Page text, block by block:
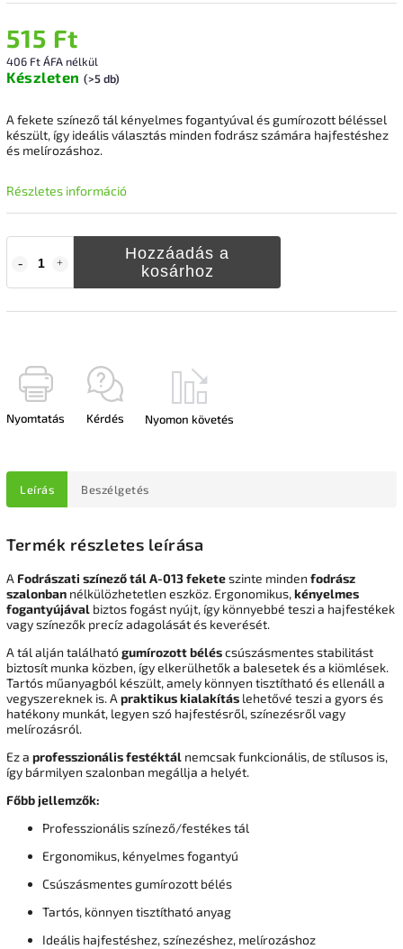
515 Ft
406 Ft ÁFA nélkül
Készleten (>5 db)
Hozzáadás a
kosárhoz
A fekete színező tál kényelmes fogantyúval és gumírozott béléssel
készült, így ideális választás minden fodrász számára hajfestéshez
és melírozáshoz.
Részletes információ
Nyomtatás Kérdés Nyomon követés
Leírás Beszélgetés
Termék részletes leírása
A Fodrászati színező tál A-013 feketeszinte minden fodrász
szalonban nélkülözhetetlen eszköz. Ergonomikus,kényelmes
fogantyújával biztos fogást nyújt, így könnyebbé teszi a hajfestékek
vagy színezők precíz adagolását és keverését.
A tál alján találhatógumírozott béléscsúszásmentes stabilitást
biztosít munka közben, így elkerülhetők a balesetek és a kiömlések.
Tartós műanyagból készült, amely könnyen tisztítható és ellenáll a
vegyszereknek is. A praktikus kialakítás lehetővé teszi a gyors és
hatékony munkát, legyen szó hajfestésről, színezésről vagy
melírozásról.
Ez a professzionális festéktál nemcsak funkcionális, de stílusos is,
így bármilyen szalonban megállja a helyét.
Főbb jellemzők:
Professzionális színező/festékes tál
Ergonomikus, kényelmes fogantyú
Csúszásmentes gumírozott bélés
Tartós, könnyen tisztítható anyag
Ideális hajfestéshez, színezéshez, melírozáshoz